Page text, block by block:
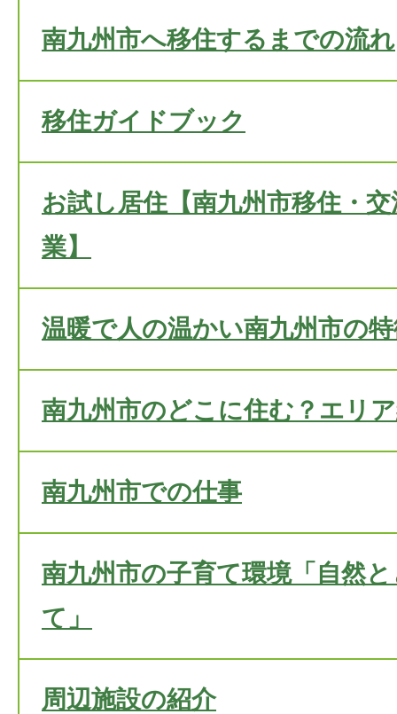
南九州市へ移住するまでの流れ
移住ガイドブック
お試し居住【南九州市移住・
業】
温暖で人の温かい南九州市の
南九州市のどこに住む？エリ
南九州市での仕事
南九州市の子育て環境「自然
て」
周辺施設の紹介